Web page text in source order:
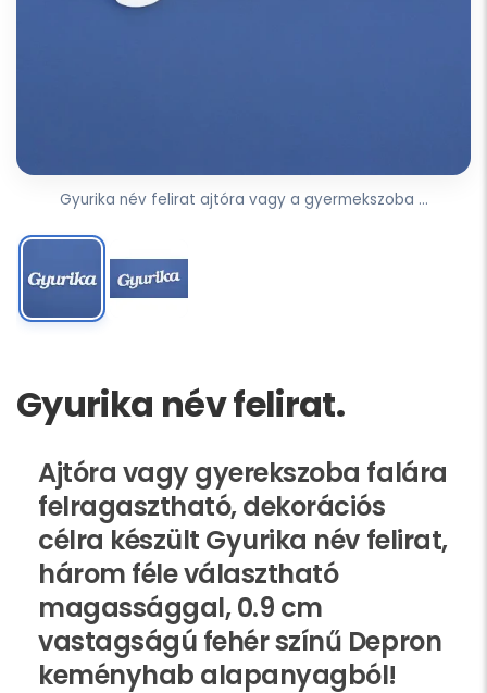
Gyurika név felirat ajtóra vagy a gyermekszoba ...
Gyurika név felirat.
Ajtóra vagy gyerekszoba falára
felragasztható, dekorációs
célra készült Gyurika név felirat,
három féle választható
magassággal, 0.9 cm
vastagságú fehér színű Depron
keményhab alapanyagból!